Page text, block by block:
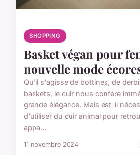
SHOPPING
Basket végan pour
nouvelle mode
Qu'il s'agisse de bottines, de
baskets, le cuir nous confère
grande élégance. Mais est-il
d'utiliser du cuir animal pour
appa...
11 novembre 2024